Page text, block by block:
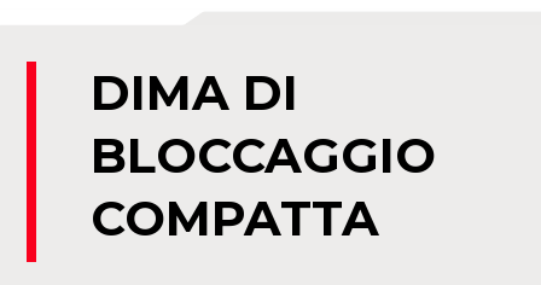
DIMA DI
BLOCCAGGIO
COMPATTA